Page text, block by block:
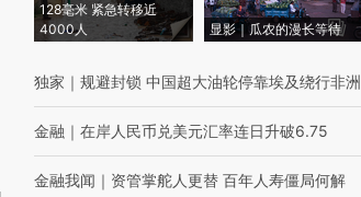
128毫米 紧急转移近
4000人
显影｜瓜农的漫长等待
独家 ｜ 规避封锁 中国超大油轮停靠埃及绕行非洲
金融 ｜ 在岸人民币兑美元汇率连日升破6.75
金融我闻 ｜ 资管掌舵人更替 百年人寿僵局何解